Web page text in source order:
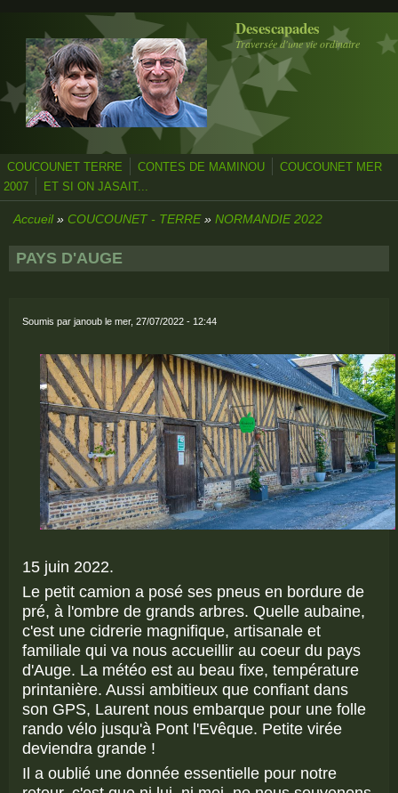
Aller au contenu principal Desescapades
Traversée d'une vie ordinaire
COUCOUNET TERRE CONTES DE MAMINOU
COUCOUNET MER
2007
ET SI ON JASAIT...
Accueil» COUCOUNET - TERRE» NORMANDIE 2022
PAYS D'AUGE
Soumis par janoub le mer, 27/07/2022 - 12:44
15 juin 2022.
Le petit camion a posé ses pneus en bordure de
pré, à l'ombre de grands arbres. Quelle aubaine,
c'est une cidrerie magnifique, artisanale et
familiale qui va nous accueillir au coeur du pays
d'Auge. La météo est au beau fixe, température
printanière. Aussi ambitieux que confiant dans
son GPS, Laurent nous embarque pour une folle
rando vélo jusqu'à Pont l'Evêque. Petite virée
deviendra grande !
Il a oublié une donnée essentielle pour notre